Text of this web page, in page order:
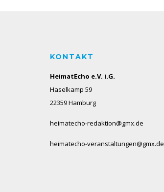
KONTAKT
HeimatEcho e.V. i.G.
Haselkamp 59
22359 Hamburg
heimatecho-redaktion@gmx.de
heimatecho-veranstaltungen@gmx.de